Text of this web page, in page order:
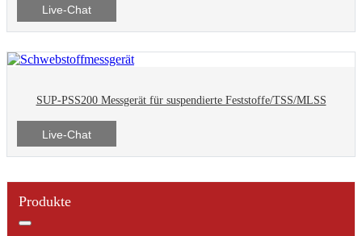
Live-Chat
SUP-PSS200 Messgerät für suspendierte Feststoffe/TSS/MLSS
Live-Chat
Produkte